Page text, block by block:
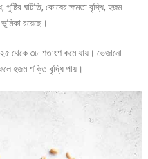
পুষ্টির ঘাটতি, কোষের ক্ষমতা বৃদ্ধি, হজম
রয়েছে।
২৫ থেকে ৩৮ শতাংশ কমে যায়। ভেজানো
হজম শক্তি বৃদ্ধি পায়।